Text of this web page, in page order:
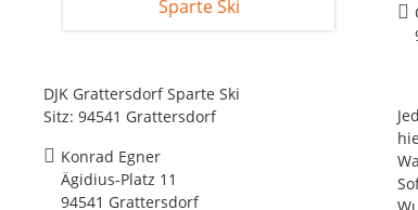
DJK Grattersdorf Sparte Ski
Sitz: 94541 Grattersdorf
Konrad Egner
Ägidius-Platz 11
94541 Grattersdorf